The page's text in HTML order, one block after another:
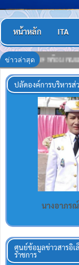
หน้าหลัก ITA
ข่าวล่าสุดล สารวัตรกำนั
ปลัดองค์การบริหารส่
นางอาภร
ศูนย์ข้อมูลข่าวสารอิ
ราชการ